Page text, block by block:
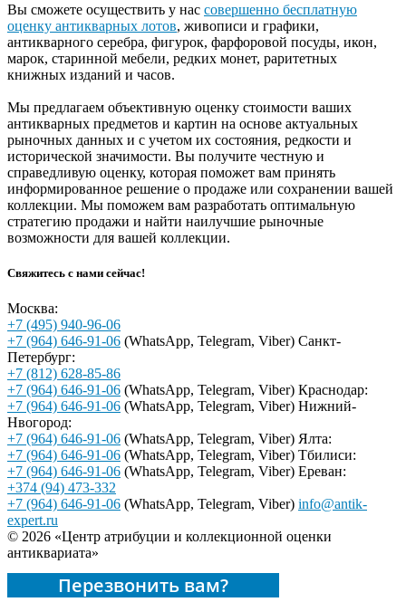
Вы сможете осуществить у нас совершенно бесплатную
оценку антикварных лотов, живописи и графики,
антикварного серебра, фигурок, фарфоровой посуды, икон,
марок, старинной мебели, редких монет, раритетных
книжных изданий и часов.
Мы предлагаем объективную оценку стоимости ваших
антикварных предметов и картин на основе актуальных
рыночных данных и с учетом их состояния, редкости и
исторической значимости. Вы получите честную и
справедливую оценку, которая поможет вам принять
информированное решение о продаже или сохранении вашей
коллекции. Мы поможем вам разработать оптимальную
стратегию продажи и найти наилучшие рыночные
возможности для вашей коллекции.
Свяжитесь с нами сейчас!
Москва:
+7 (495) 940-96-06
+7 (964) 646-91-06 (WhatsApp, Telegram, Viber) Санкт-
Петербург:
+7 (812) 628-85-86
+7 (964) 646-91-06 (WhatsApp, Telegram, Viber) Краснодар:
+7 (964) 646-91-06 (WhatsApp, Telegram, Viber) Нижний-
Нвогород:
+7 (964) 646-91-06 (WhatsApp, Telegram, Viber) Ялта:
+7 (964) 646-91-06 (WhatsApp, Telegram, Viber) Тбилиси:
+7 (964) 646-91-06 (WhatsApp, Telegram, Viber) Ереван:
+374 (94) 473-332
+7 (964) 646-91-06 (WhatsApp, Telegram, Viber) info@antik-
expert.ru
© 2026 «Центр атрибуции и коллекционной оценки
антиквариата»
Перезвонить вам?